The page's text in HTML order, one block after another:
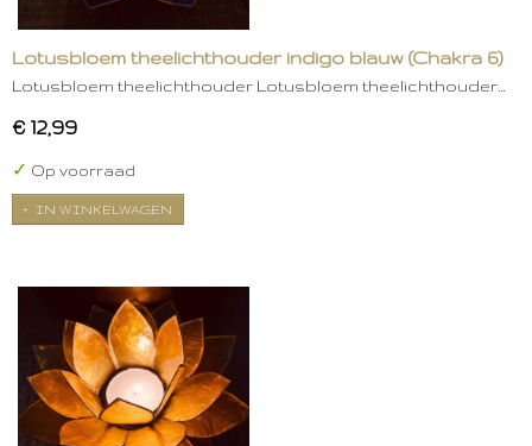
Lotusbloem theelichthouder indigo blauw (Chakra 6)
Lotusbloem theelichthouder Lotusbloem theelichthouder…
€ 12,99
✓ Op voorraad
IN WINKELWAGEN